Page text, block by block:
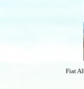
Fiat